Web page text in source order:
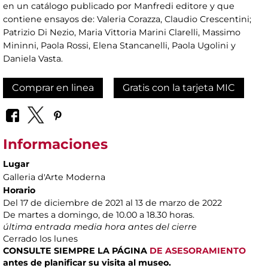
en un catálogo publicado por Manfredi editore y que
contiene ensayos de: Valeria Corazza, Claudio Crescentini;
Patrizio Di Nezio, Maria Vittoria Marini Clarelli, Massimo
Mininni, Paola Rossi, Elena Stancanelli, Paola Ugolini y
Daniela Vasta.
Comprar en linea Gratis con la tarjeta MIC
Informaciones
Lugar
Galleria d'Arte Moderna
Horario
Del 17 de diciembre de 2021 al 13 de marzo de 2022
De martes a domingo, de 10.00 a 18.30 horas.
última entrada media hora antes del cierre
Cerrado los lunes
CONSULTE SIEMPRE LA PÁGINA DE ASESORAMIENTO
antes de planificar su visita al museo.